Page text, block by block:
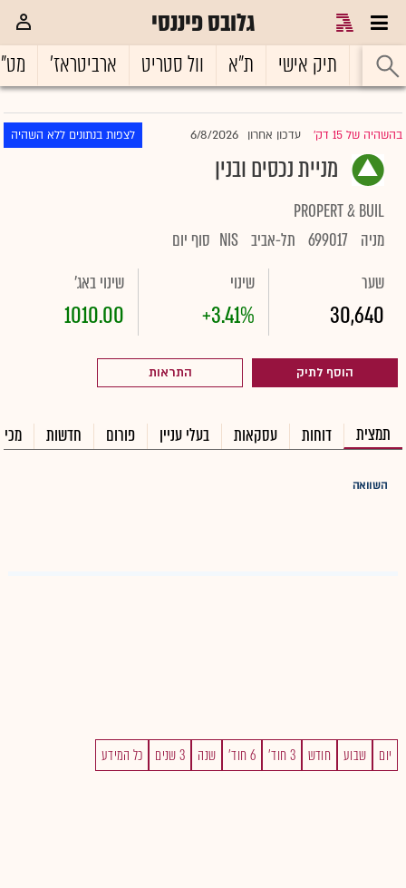
גלובס פיננסי
ראשי תיק אישי ת"א וול סטריט ארביטראז'
בהשהיה של 15 דק' |עדכון אחרון 6/8/2026 לצפות בנתונים ללא השהיה
מניית נכסים ובנין
PROPERT & BUIL
מניה 699017 תל-אביב NIS סוף יום
שער
30,640
שינוי
+3.41%
שינוי באג'
1010.00
הוסף לתיק התראות
תמצית דוחות עסקאות בעלי עניין פורום חדשות
השוואה
יום שבוע חודש 3 חוד' 6 חוד' שנה 3 שנים כל המידע